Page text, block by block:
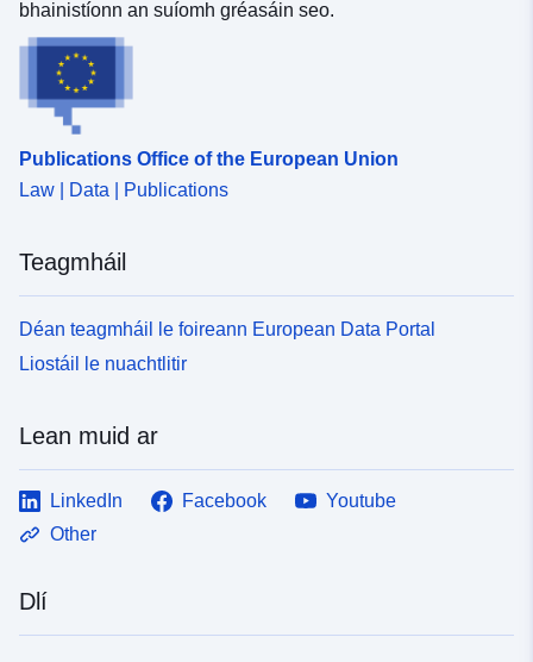
bhainistíonn an suíomh gréasáin seo.
Publications Office of the European Union
Law | Data | Publications
Teagmháil
Déan teagmháil le foireann European Data Portal
Liostáil le nuachtlitir
Lean muid ar
LinkedIn Facebook
Youtube
Other
Dlí